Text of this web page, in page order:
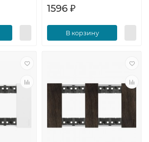
1596 ₽
В корзину